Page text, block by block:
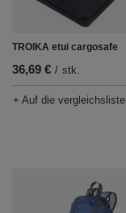
TROIKA etui cargosafe
36,69 € / stk.
+ Auf die vergleichsliste